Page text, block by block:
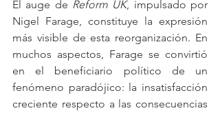
El auge de Reform UK, impulsado por
Nigel Farage, constituye la expresión
más visible de esta reorganización. En
muchos aspectos, Farage se convirtió
en el beneficiario político de un
fenómeno paradójico: la insatisfacción
creciente respecto a las consecuencias